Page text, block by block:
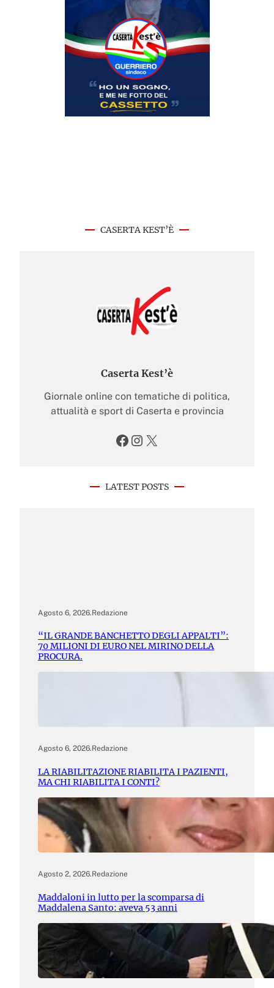
CASERTA KEST’È
Caserta Kest’è
Giornale online con tematiche di politica,
attualità e sport di Caserta e provincia
Facebook Instagram X
LATEST POSTS
Agosto 6, 2026.Redazione
“IL GRANDE BANCHETTO DEGLI APPALTI”:
70 MILIONI DI EURO NEL MIRINO DELLA
PROCURA.
Agosto 6, 2026.Redazione
LA RIABILITAZIONE RIABILITA I PAZIENTI,
MA CHI RIABILITA I CONTI?
Agosto 2, 2026.Redazione
Maddaloni in lutto per la scomparsa di
Maddalena Santo: aveva 53 anni